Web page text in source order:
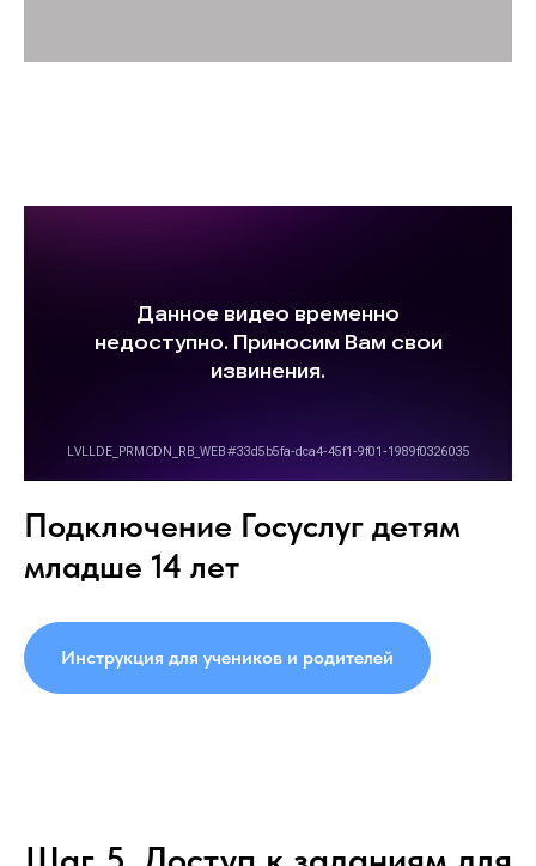
Подключение Госуслуг детям
младше 14 лет
Инструкция для учеников и родителей